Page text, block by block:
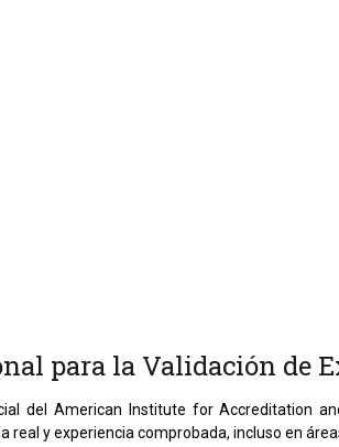
para la Validación de
del American Institute for Accreditation
y experiencia comprobada, incluso en